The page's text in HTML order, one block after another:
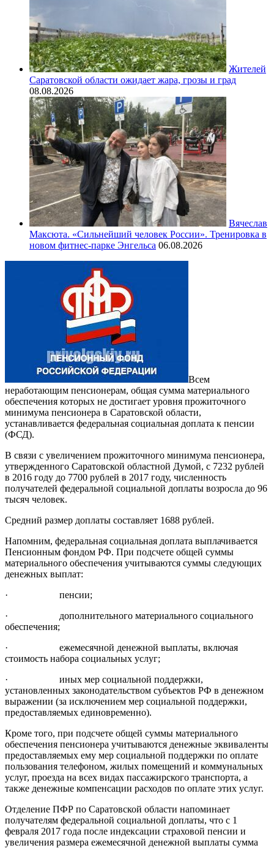
Жителей
Саратовской области ожидает жара, грозы и град
08.08.2026
Вячеслав
Максюта. «Сильнейший человек России». Тренировка в
новом фитнес-парке Энгельса 06.08.2026
Всем
неработающим пенсионерам, общая сумма материального
обеспечения которых не достигает уровня прожиточного
минимума пенсионера в Саратовской области,
устанавливается федеральная социальная доплата к пенсии
(ФСД).
В связи с увеличением прожиточного минимума пенсионера,
утвержденного Саратовской областной Думой, с 7232 рублей
в 2016 году до 7700 рублей в 2017 году, численность
получателей федеральной социальной доплаты возросла до 96
тысяч человек.
Средний размер доплаты составляет 1688 рублей.
Напомним, федеральная социальная доплата выплачивается
Пенсионным фондом РФ. При подсчете общей суммы
материального обеспечения учитываются суммы следующих
денежных выплат:
· пенсии;
· дополнительного материального социального
обеспечения;
· ежемесячной денежной выплаты, включая
стоимость набора социальных услуг;
· иных мер социальной поддержки,
установленных законодательством субъектов РФ в денежном
выражении (за исключением мер социальной поддержки,
предоставляемых единовременно).
Кроме того, при подсчете общей суммы материального
обеспечения пенсионера учитываются денежные эквиваленты
предоставляемых ему мер социальной поддержки по оплате
пользования телефоном, жилых помещений и коммунальных
услуг, проезда на всех видах пассажирского транспорта, а
также денежные компенсации расходов по оплате этих услуг.
Отделение ПФР по Саратовской области напоминает
получателям федеральной социальной доплаты, что с 1
февраля 2017 года после индексации страховой пенсии и
увеличения размера ежемесячной денежной выплаты сумма